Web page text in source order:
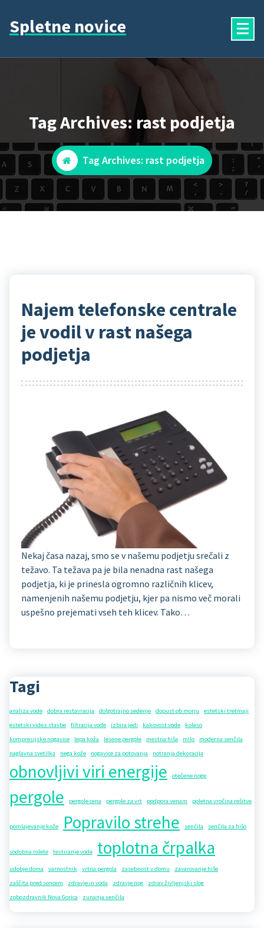
content
Spletne novice
Tag Archives: rast podjetja
Tag Archives: rast podjetja
Najem telefonske centrale
je vodil v rast našega
podjetja
Nekaj časa nazaj, smo se v našemu podjetju srečali z
težavo. Ta težava pa je bila nenadna rast našega
podjetja, ki je prinesla ogromno različnih klicev,
namenjenih našemu podjetju, kjer pa nismo več morali
uspešno prejemati vseh teh klicev. Tako…
Tagi
analiza vode dobra restavracija dolgotrajno sedenje dopust ob morju
estetski tretmaji
estetski videz stavbe
filtracija vode izbira jedi kakovost vode
koleso
kompresijske nogavice
lepa koža lesene pergole mestna hiša milo
moderna senčila
naglavna svetilka
nega kože nogavice za potovanja notranja dekoracija
obnovljivi viri energije otečene noge
pergole pergole cena pergole za vrt podpora venam poletna vročina rešitve
pomlajevanje kože Popravilo strehe senčila senčila za hišo
sodobna rolete testiranje vode toplotna črpalka
udobje doma varnostnik vrtna pergola zasebnost v domu
zavarovanje hiše
zaščita pred soncem
zdravje in voda zdravje nog
zdrav življenjski slog
zobozdravnik Nova Gorica
zunanja senčila